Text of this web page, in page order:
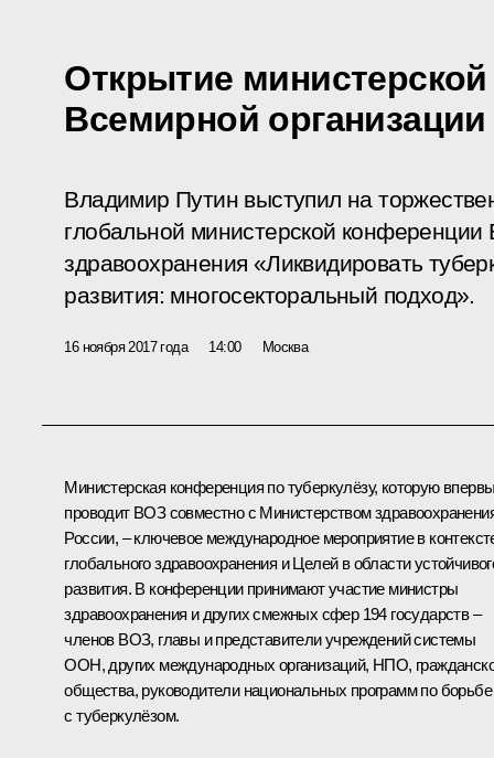
Открытие
Всемирной
Владимир Путин выступил на
глобальной министерской
здравоохранения «Ликвидировать
развития: многосекторальный подход».
16 ноября 2017 года 14:00 Москва
Министерская конференция по туберкулёзу, которую
проводит ВОЗ совместно с Министерством
России, – ключевое международное мероприятие в
глобального здравоохранения и Целей в области
развития. В конференции принимают участие министры
здравоохранения и других смежных сфер 194 государств –
членов ВОЗ, главы и представители учреждений системы
ООН, других международных организаций, НПО,
общества, руководители национальных программ по борьбе
с туберкулёзом.